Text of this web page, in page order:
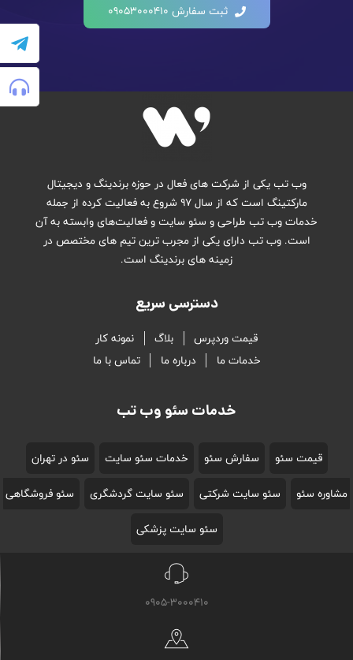
ثبت سفارش 09053000410
وب تب یکی از شرکت های فعال در حوزه برندینگ و دیجیتال
مارکتینگ است که از سال ۹۷ شروع به فعالیت کرده از جمله
خدمات وب تب طراحی و سئو سایت و فعالیت‌های وابسته به آن
است. وب تب دارای یکی از مجرب ترین تیم های مختصص در
زمینه های برندینگ است.
دسترسی سریع
قیمت وردپرس بلاگ
نمونه کار
خدمات ما
درباره ما تماس با ما
خدمات سئو وب تب
قیمت سئو سفارش سئو خدمات سئو سایت
سئو در تهران
مشاوره سئو
سئو سایت شرکتی سئو سایت گردشگری
سئو فروشگاهی
سئو سایت پزشکی
0905-3000410